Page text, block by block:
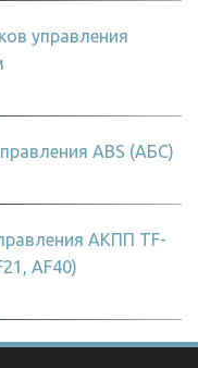
управления
ABS (АБС)
АКПП TF-
AF40)